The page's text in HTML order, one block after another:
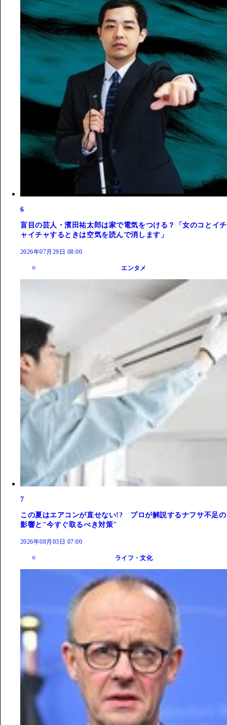
6
盲目の芸人・濱田祐太郎は家で電気をつける？「女のコとイチ
ャイチャするときは空気を読んで消します」
2026年07月29日 08:00
エンタメ
7
この夏はエアコンが直せない!? プロが解説するナフサ不足の
影響と"今すぐ取るべき対策"
2026年08月03日 07:00
ライフ・文化